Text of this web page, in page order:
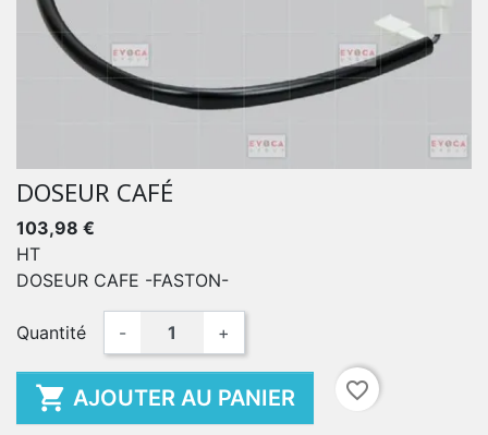
DOSEUR CAFÉ
103,98 €
HT
DOSEUR CAFE -FASTON-
Quantité - +
 AJOUTER AU PANIER favorite_border